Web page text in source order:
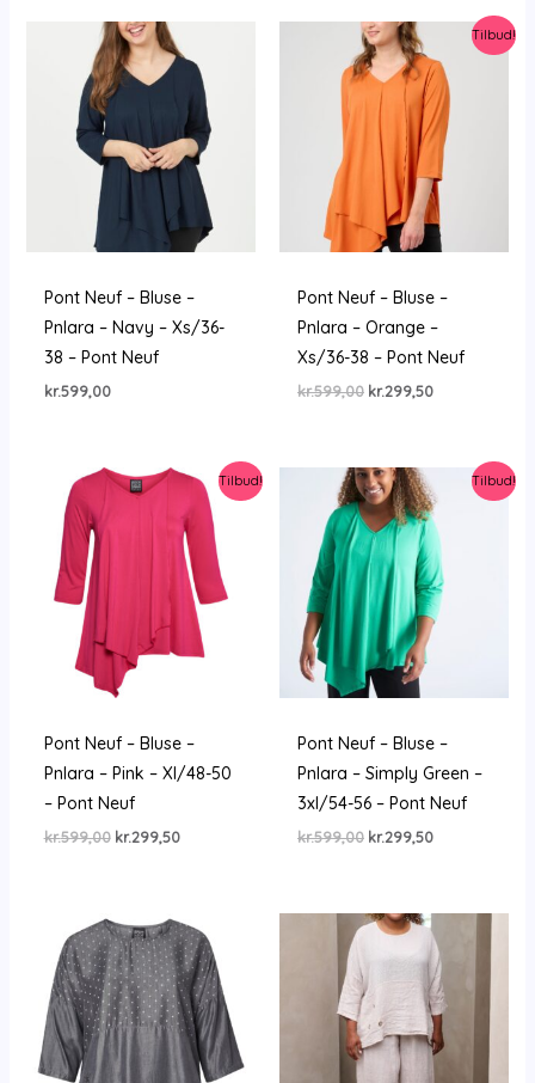
kr.599,00.
kr.599,00.kr.299,50.
Pont Neuf – Bluse –
Pnlara – Navy – Xs/36-
38 – Pont Neuf
kr.599,00
Tilbud!
Pont Neuf – Bluse –
Pnlara – Orange –
Xs/36-38 – Pont Neuf
kr.599,00 Den
kr.599,00.
kr.299,50Den
kr.299,50.
Tilbud!
Pont Neuf – Bluse –
Pnlara – Pink – Xl/48-50
– Pont Neuf
kr.599,00 Den
kr.299,50Den
Tilbud!
Pont Neuf – Bluse –
Pnlara – Simply Green –
3xl/54-56 – Pont Neuf
kr.599,00 Den
kr.599,00.
kr.299,50Den
kr.299,50.